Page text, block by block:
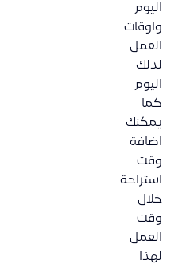
اليوم
واوقات
العمل
لذلك
اليوم
كما
يمكنك
اضافة
وقت
استراحة
خلال
وقت
العمل
لهذا